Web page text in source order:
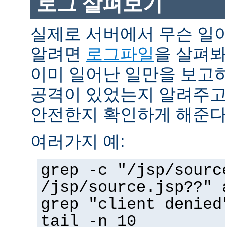
실제로 서버에서 무슨 일
알려면 로그파일을 살펴
이미 일어난 일만을 보고
공격이 있었는지 알려주
안전한지 확인하게 해준
여러가지 예:
grep -c "/jsp/
/jsp/source.jsp??"
grep "client
tail -n 10